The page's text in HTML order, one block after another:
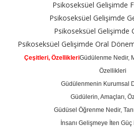
Psikoseksüel Gelişimde
Psikoseksüel Gelişimde
Psikoseksüel Gelişimde
Psikoseksüel Gelişimde Oral
Çeşitleri, ÖzellikleriGüdülenme Nedir,
Özellikleri
Güdülenmenin Kurumsal
Güdülerin, Amaçları,
Güdüsel Öğrenme Nedir,
İnsanı Gelişmeye İten